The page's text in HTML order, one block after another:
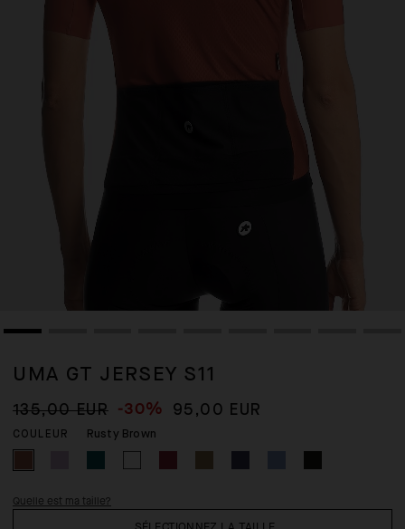
UMA GT JERSEY S11
135,00 EUR -30% 95,00 EUR
COULEUR Rusty Brown
Quelle est ma taille?